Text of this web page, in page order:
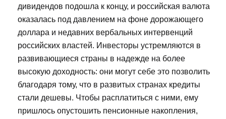
дивидендов подошла к концу, и российская валюта
оказалась под давлением на фоне дорожающего
доллара и недавних вербальных интервенций
российских властей. Инвесторы устремляются в
развивающиеся страны в надежде на более
высокую доходность: они могут себе это позволить
благодаря тому, что в развитых странах кредиты
стали дешевы. Чтобы расплатиться с ними, ему
пришлось опустошить пенсионные накопления,